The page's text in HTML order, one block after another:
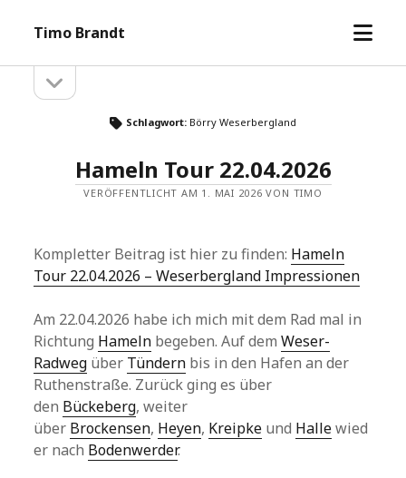
Timo Brandt
Menü
Seitenleiste
öffnen
Schlagwort: Börry Weserbergland
Hameln Tour 22.04.2026
VERÖFFENTLICHT AM 1. MAI 2026 VON TIMO
Kompletter Beitrag ist hier zu finden: Hameln
Tour 22.04.2026 – Weserbergland Impressionen
Am 22.04.2026 habe ich mich mit dem Rad mal in
Richtung Hameln begeben. Auf demWeser-
Radweg über Tündern bis in den Hafen an der
Ruthenstraße. Zurück ging es über
den Bückeberg, weiter
über Brockensen, Heyen, Kreipke und Hallewied
er nach Bodenwerder.